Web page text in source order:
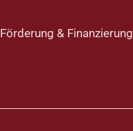
Förderung & Finanzierung